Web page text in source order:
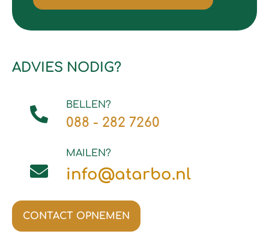
ADVIES NODIG?
088 - 282 7260
BELLEN?
info@atarbo.nl
MAILEN?
CONTACT OPNEMEN